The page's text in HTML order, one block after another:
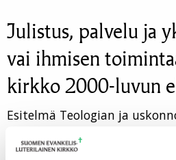
Julistus, palvelu ja
vai ihmisen
kirkko 2000-luvun
Esitelmä Teologian ja
päivässä Helsingin yliopistolla
9.6.2026